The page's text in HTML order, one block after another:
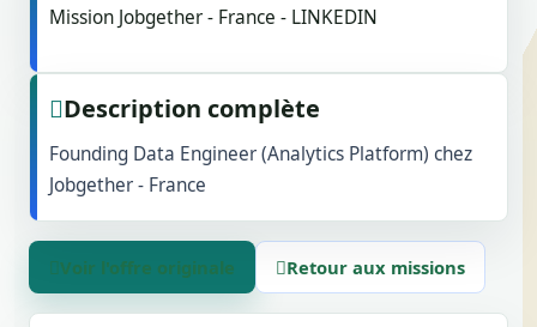
Mission Jobgether - France - LINKEDIN
Description complète
Founding Data Engineer (Analytics Platform) chez
Jobgether - France
Voir l'offre originale Retour aux missions